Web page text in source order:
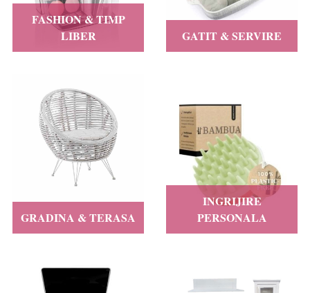
FASHION & TIMP
LIBER
GATIT & SERVIRE
GRADINA & TERASA
INGRIJIRE
PERSONALA